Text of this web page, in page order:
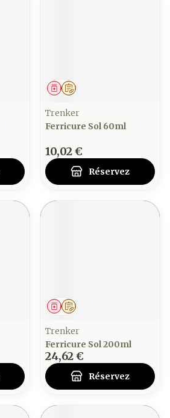
Sur prescription
Médicament
Trenker
Ferricure Sol 60ml
10,02 €
Réservez
Sur prescription
Médicament
Trenker
Ferricure Sol 200ml
24,62 €
Réservez